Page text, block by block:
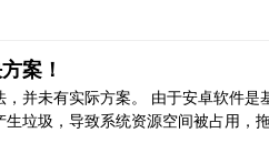
案！
并未有实际方案。 由于安卓软件是
垃圾，导致系统资源空间被占用，